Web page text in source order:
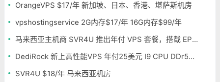
OrangeVPS $17/年 新加坡、日本、香港、堪萨斯机房
vpshostingservice 2G内存$17/年 16G内存$99/年
马来西亚主机商 SVR4U 推出年付 VPS 套餐，搭载 EPYC/至强铂金，支持支付宝
DediRock 新上高性能VPS 年付25美元 I9 CPU DDr5内存 纽约机房
SVR4U $18/年 马来西亚机房